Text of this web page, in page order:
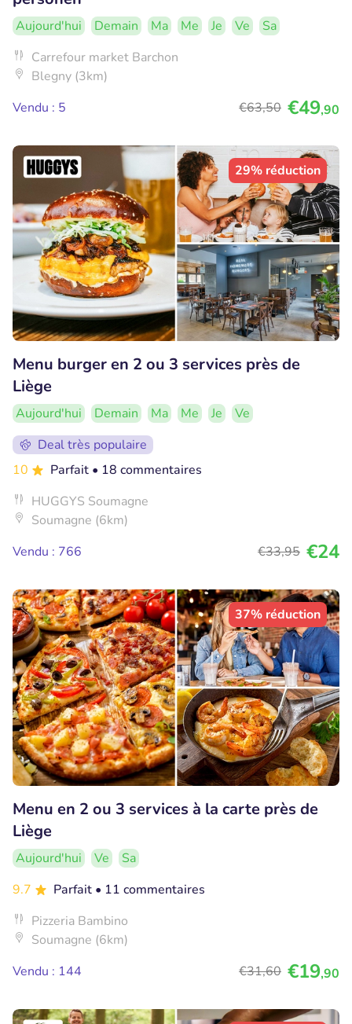
Aujourd'hui Demain Ma Me Je Ve
Sa
Carrefour market Barchon
Blegny (3km)
Vendu : 5
€63,50 €49,90
29% réduction
Menu burger en 2 ou 3 services près de
Liège
Aujourd'hui Demain Ma Me Je
Ve
Deal très populaire
10
Parfait • 18 commentaires
HUGGYS Soumagne
Soumagne (6km)
Vendu : 766
€33,95 €24
37% réduction
Menu en 2 ou 3 services à la carte près de
Liège
Aujourd'hui Ve
Sa
9.7
Parfait • 11 commentaires
Pizzeria Bambino
Soumagne (6km)
Vendu : 144
€31,60 €19,90